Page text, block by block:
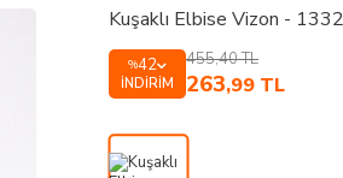
Kuşaklı Elbise Vizon -
%42
İNDIRIM
455,40TL
263,99 TL